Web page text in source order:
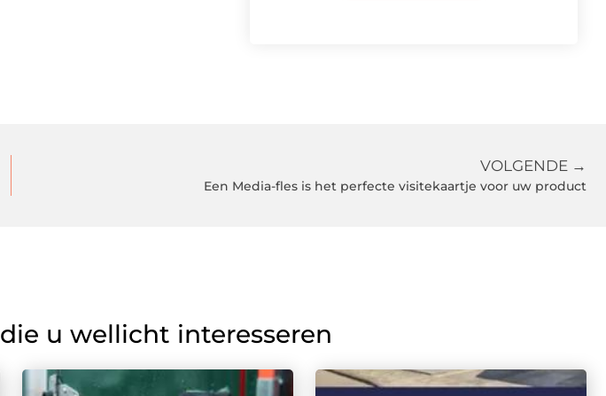
VOLGENDE →
Een Media-fles is het perfecte visitekaartje voor uw product
die u wellicht interesseren